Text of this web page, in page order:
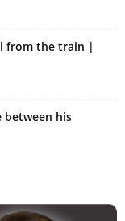
from the train |
between his